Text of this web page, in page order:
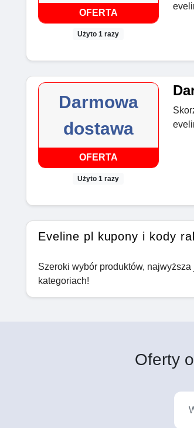
OFERTA
Użyto 1 razy
Darmowa
dostawa
OFERTA
Użyto 1 razy
Eveline pl kupony i kody
Szeroki wybór produktów,
kategoriach!
Oferty